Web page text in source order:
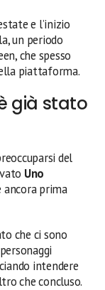
e l’inizio
un periodo
che spesso
piattaforma.
già stato
del
Uno
ancora prima
che ci sono
intendere
che concluso.